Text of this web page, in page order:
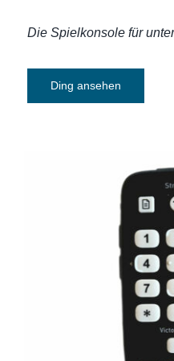
Die Spielkonsole für
Ding ansehen
Daisy-MP3-player